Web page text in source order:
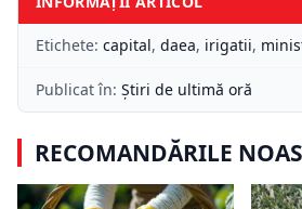
Etichete: capital, daea, irigatii,
Publicat în: Știri de ultimă oră
RECOMANDĂRILE